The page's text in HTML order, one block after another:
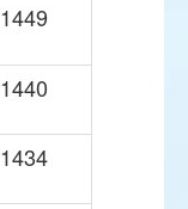
1449
1440
1434